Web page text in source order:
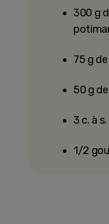
300 g
75 g
50 g
3 c. à
1/2